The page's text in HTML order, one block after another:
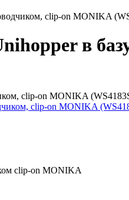
clip-on MONIKA
в
clip-on MONIKA
clip-on MONIKA